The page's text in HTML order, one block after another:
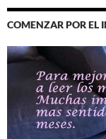
COMENZAR POR EL